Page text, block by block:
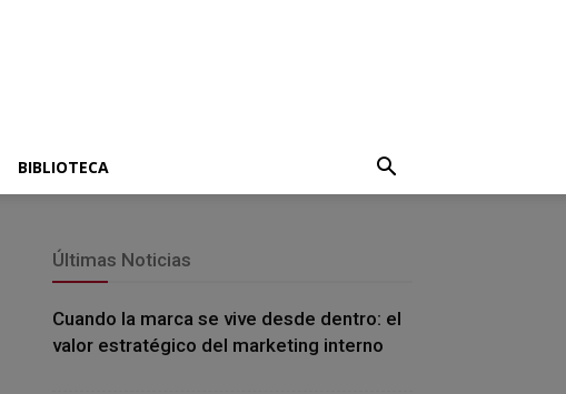
BIBLIOTECA
Últimas Noticias
Cuando la marca se vive desde dentro: el
valor estratégico del marketing interno